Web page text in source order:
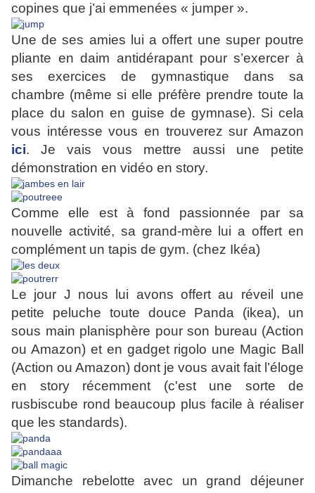
copines que j’ai emmenées « jumper ».
Une de ses amies lui a offert une super poutre
pliante en daim antidérapant pour s’exercer à
ses exercices de gymnastique dans sa
chambre (même si elle préfère prendre toute la
place du salon en guise de gymnase). Si cela
vous intéresse vous en trouverez sur Amazon
ici. Je vais vous mettre aussi une petite
démonstration en vidéo en story.
Comme elle est à fond passionnée par sa
nouvelle activité, sa grand-mère lui a offert en
complément un tapis de gym. (chez Ikéa)
Le jour J nous lui avons offert au réveil une
petite peluche toute douce Panda (ikea), un
sous main planisphère pour son bureau (Action
ou Amazon) et en gadget rigolo une Magic Ball
(Action ou Amazon) dont je vous avait fait l’éloge
en story récemment (c'est une sorte de
rusbiscube rond beaucoup plus facile à réaliser
que les standards).
Dimanche rebelotte avec un grand déjeuner